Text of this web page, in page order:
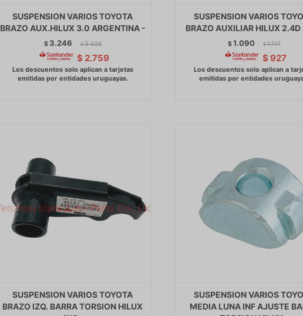
SUSPENSION VARIOS TOYOTA
BRAZO AUX.HILUX 3.0 ARGENTINA -
$ 3.246 $ 3.326
$ 2.759
SUSPENSION VARIOS
BRAZO AUXILIAR HILUX
$1.090 $ 1.117
$ 927
SUSPENSION VARIOS TOYOTA
BRAZO IZQ. BARRA TORSION HILUX
SUSPENSION VARIOS
MEDIA LUNA INF AJUSTE